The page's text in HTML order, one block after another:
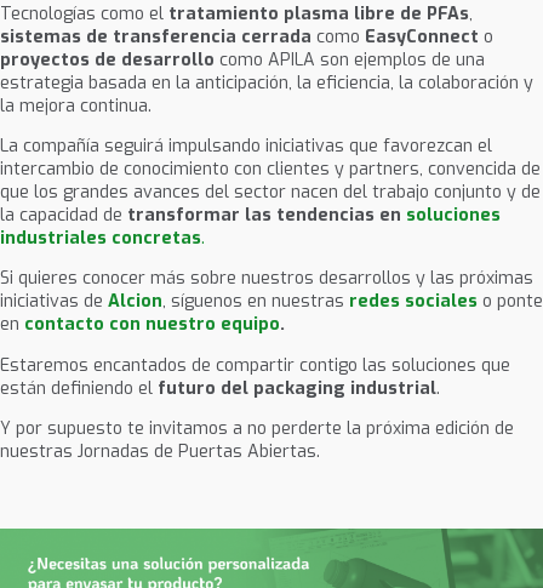
Tecnologías como el tratamiento plasma libre de PFAs,
sistemas de transferencia cerrada como EasyConnect o
proyectos de desarrollo como APILA son ejemplos de una
estrategia basada en la anticipación, la eficiencia, la colaboración y
la mejora continua.
La compañía seguirá impulsando iniciativas que favorezcan el
intercambio de conocimiento con clientes y partners, convencida de
que los grandes avances del sector nacen del trabajo conjunto y de
la capacidad de transformar las tendencias en soluciones
industriales concretas.
Si quieres conocer más sobre nuestros desarrollos y las próximas
iniciativas de Alcion, síguenos en nuestras redes sociales o ponte
en contacto con nuestro equipo.
Estaremos encantados de compartir contigo las soluciones que
están definiendo el futuro del packaging industrial.
Y por supuesto te invitamos a no perderte la próxima edición de
nuestras Jornadas de Puertas Abiertas.